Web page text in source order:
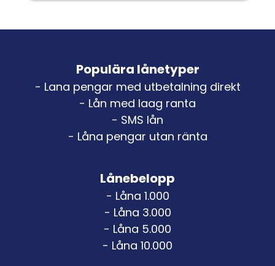
Populära lånetyper
- Lana pengar med utbetalning direkt
- Lån med laag ranta
- SMS lån
- Låna pengar utan ränta
Lånebelopp
- Låna 1.000
- Låna 3.000
- Låna 5.000
- Låna 10.000